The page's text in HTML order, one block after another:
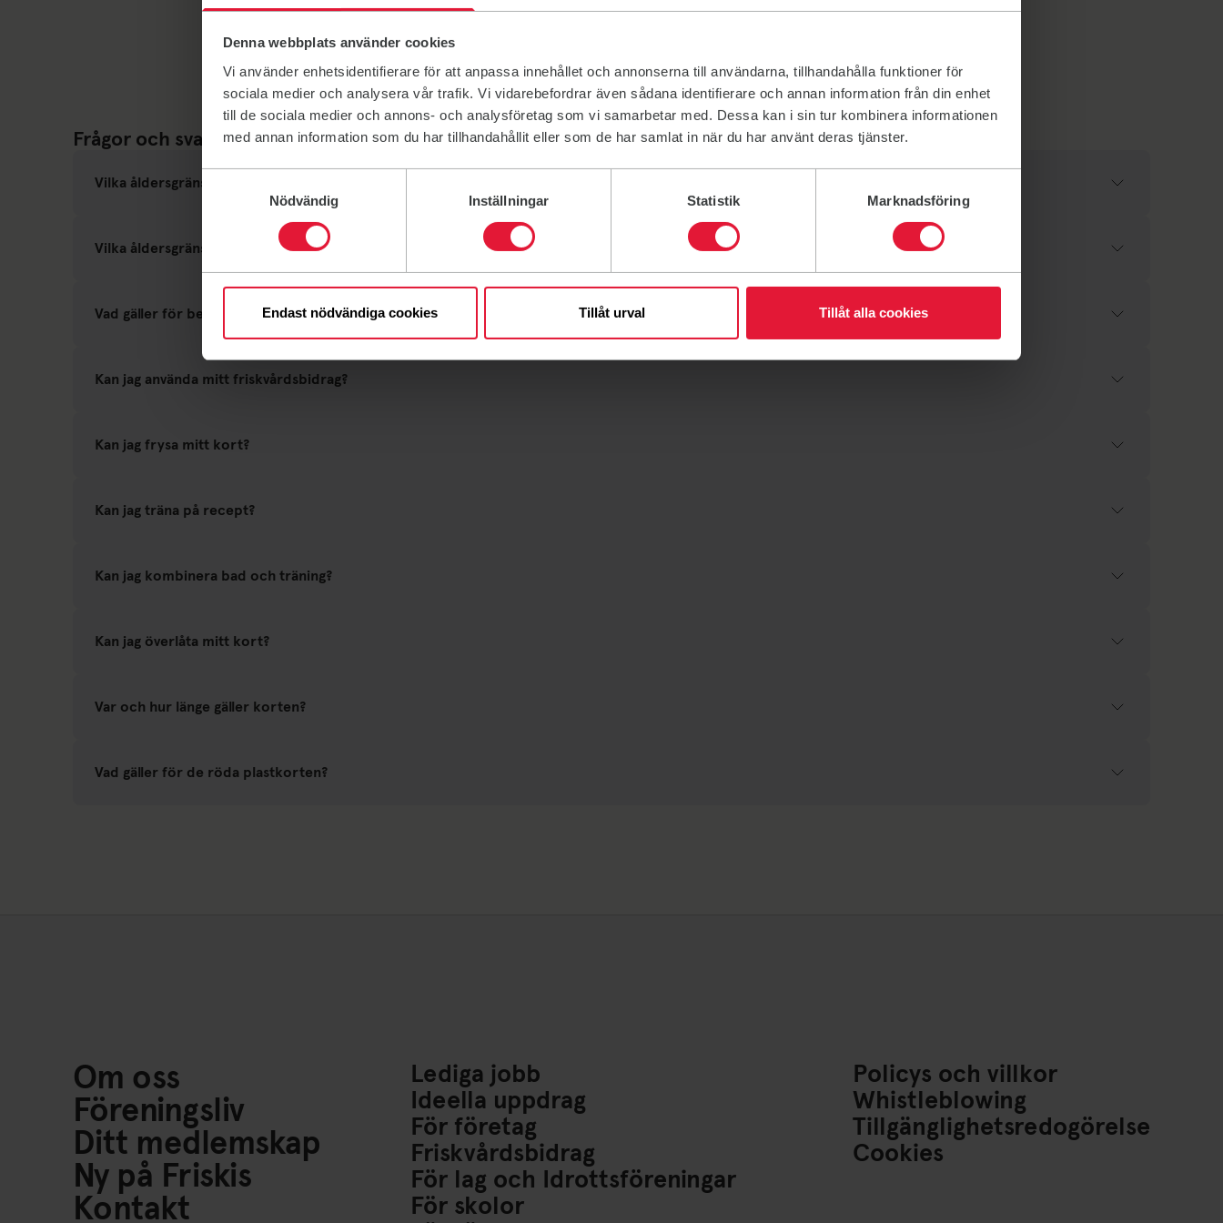
Denna webbplats använder cookies
Vi använder enhetsidentifierare för att anpassa innehållet och annonserna till användarna, tillhandahålla funktioner för
sociala medier och analysera vår trafik. Vi vidarebefordrar även sådana identifierare och annan information från din enhet
till de sociala medier och annons- och analysföretag som vi samarbetar med. Dessa kan i sin tur kombinera informationen
med annan information som du har tillhandahållit eller som de har samlat in när du har använt deras tjänster.
Samtyckesval
Nödvändig
Inställningar Statistik Marknadsföring
Endast nödvändiga cookies Tillåt urval Tillåt alla cookies
Frågor och svar
Vilka åldersgränser gäller för korten?
Vilka åldersgränser gäller för träningen?
Vad gäller för betalning via autogiro?
Kan jag använda mitt friskvårdsbidrag?
Kan jag frysa mitt kort?
Kan jag träna på recept?
Kan jag kombinera bad och träning?
Kan jag överlåta mitt kort?
Var och hur länge gäller korten?
Vad gäller för de röda plastkorten?
Om oss
Föreningsliv
Ditt medlemskap
Ny på Friskis
Kontakt
Lediga jobb
Ideella uppdrag
För företag
Friskvårdsbidrag
För lag och Idrottsföreningar
För skolor
Policys och villkor
Whistleblowing
Tillgänglighetsredogörelse
Cookies